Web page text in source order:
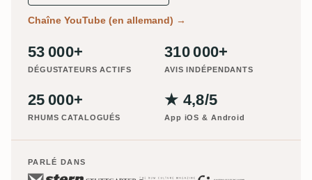
Chaîne YouTube (en allemand) →
53 000+
DÉGUSTATEURS ACTIFS
310 000+
AVIS INDÉPENDANTS
25 000+
RHUMS CATALOGUÉS
★ 4,8/5
App iOS & Android
PARLÉ DANS